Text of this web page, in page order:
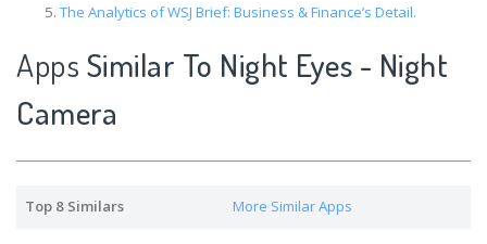
The Analytics of WSJ Brief: Business & Finance’s Detail.
Apps Similar To Night Eyes - Night
Camera
Top 8 Similars More Similar Apps